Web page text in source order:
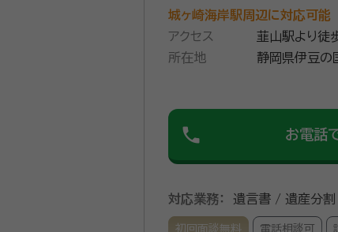
城ヶ崎海岸駅周辺に対応可能
アクセス
韮山駅より徒
所在地
静岡県伊豆
phone お電話
対応業務： 遺言書 / 遺産分
初回面談無料 電話相談可